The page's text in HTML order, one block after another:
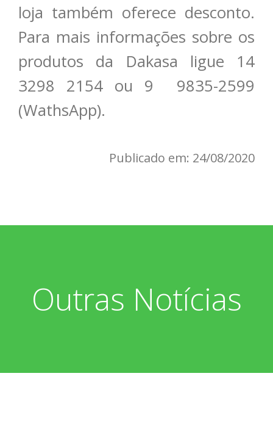
loja também oferece desconto.
Para mais informações sobre os
produtos da Dakasa ligue 14
3298 2154 ou 9 9835-2599
(WathsApp).
Publicado em: 24/08/2020
Outras Notícias